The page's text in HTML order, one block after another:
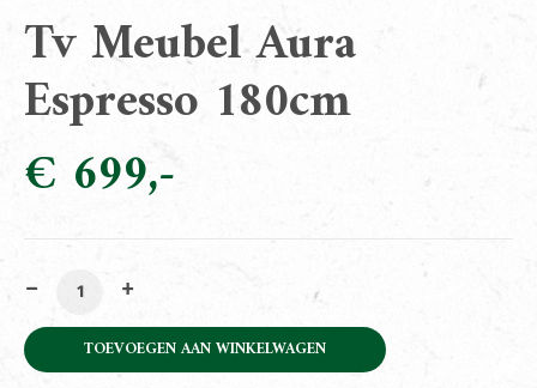
Tv Meubel Aura
Espresso 180cm
€ 699
Tv Meubel Aura Espresso 180cm aantal
TOEVOEGEN AAN WINKELWAGEN